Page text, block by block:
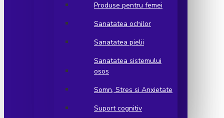
Produse pentru femei
Sanatatea ochilor
Sanatatea pielii
Sanatatea sistemului
osos
Somn, Stres si Anxietate
Suport cognitiv